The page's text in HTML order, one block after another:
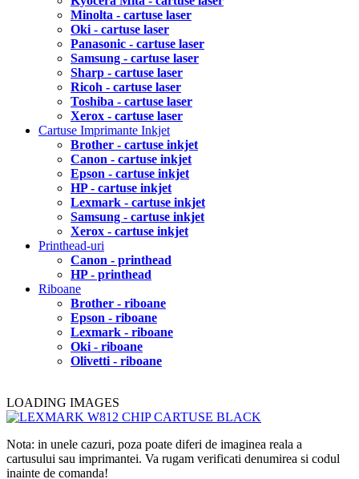
Minolta - cartuse laser
Oki - cartuse laser
Panasonic - cartuse laser
Samsung - cartuse laser
Sharp - cartuse laser
Ricoh - cartuse laser
Toshiba - cartuse laser
Xerox - cartuse laser
Cartuse Imprimante Inkjet
Brother - cartuse inkjet
Canon - cartuse inkjet
Epson - cartuse inkjet
HP - cartuse inkjet
Lexmark - cartuse inkjet
Samsung - cartuse inkjet
Xerox - cartuse inkjet
Printhead-uri
Canon - printhead
HP - printhead
Riboane
Brother - riboane
Epson - riboane
Lexmark - riboane
Oki - riboane
Olivetti - riboane
LOADING IMAGES
Nota: in unele cazuri, poza poate diferi de imaginea reala a
cartusului sau imprimantei. Va rugam verificati denumirea si codul
inainte de comanda!